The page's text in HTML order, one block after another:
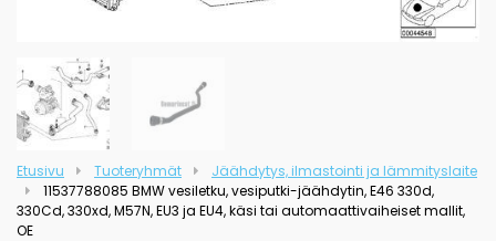
Etusivu Tuoteryhmät
Jäähdytys, ilmastointi ja lämmityslaite
11537788085 BMW vesiletku, vesiputki-jäähdytin, E46 330d,
330Cd, 330xd, M57N, EU3 ja EU4, käsi tai automaattivaiheiset mallit,
OE